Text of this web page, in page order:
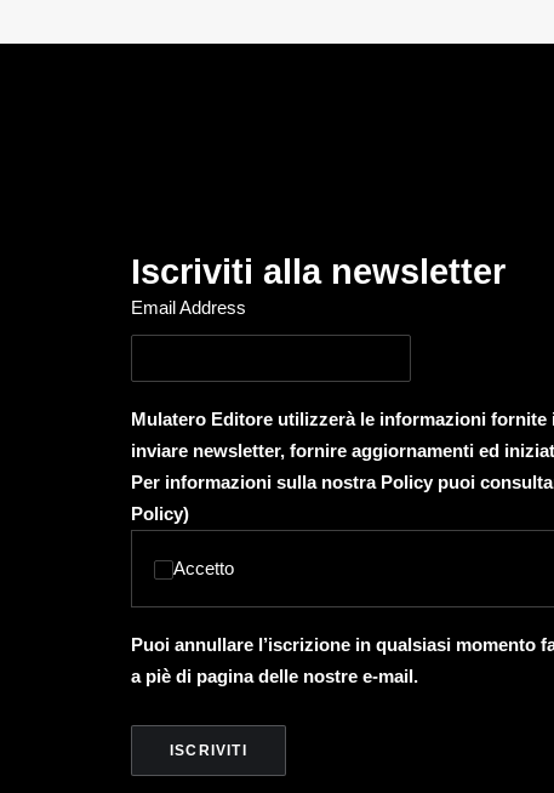
Iscriviti alla newsletter
Email Address
Mulatero Editore utilizzerà le informazioni fornite
inviare newsletter, fornire aggiornamenti ed
Per informazioni sulla nostra Policy puoi
Policy)
Accetto
Puoi annullare l’iscrizione in qualsiasi momento
a piè di pagina delle nostre e-mail.